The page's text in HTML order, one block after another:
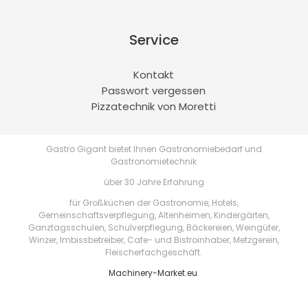
Service
Kontakt
Passwort vergessen
Pizzatechnik von Moretti
Gastro Gigant bietet Ihnen Gastronomiebedarf und
Gastronomietechnik
über 30 Jahre Erfahrung
für Großküchen der Gastronomie, Hotels,
Gemeinschaftsverpflegung, Altenheimen, Kindergärten,
Ganztagsschulen, Schulverpflegung, Bäckereien, Weingüter,
Winzer, Imbissbetreiber, Cafe- und Bistroinhaber, Metzgerein,
Fleischerfachgeschäft.
Machinery-Market.eu.